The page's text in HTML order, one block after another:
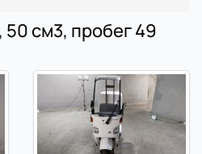
50 см3, пробег 49